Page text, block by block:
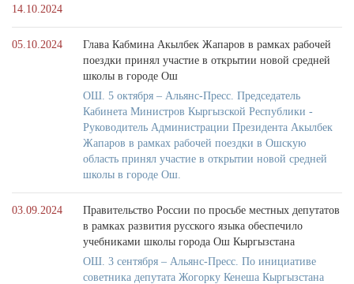
14.10.2024
05.10.2024
Глава Кабмина Акылбек Жапаров в рамках рабочей
поездки принял участие в открытии новой средней
школы в городе Ош
ОШ. 5 октября – Альянс-Пресс. Председатель
Кабинета Министров Кыргызской Республики -
Руководитель Администрации Президента Акылбек
Жапаров в рамках рабочей поездки в Ошскую
область принял участие в открытии новой средней
школы в городе Ош.
03.09.2024
Правительство России по просьбе местных депутатов
в рамках развития русского языка обеспечило
учебниками школы города Ош Кыргызстана
ОШ. 3 сентября – Альянс-Пресс. По инициативе
советника депутата Жогорку Кенеша Кыргызстана